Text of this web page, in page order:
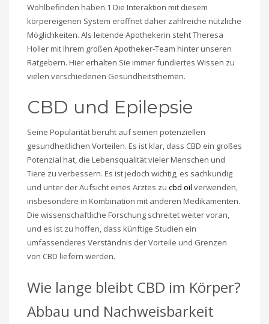
Wohlbefinden haben.1 Die Interaktion mit diesem
körpereigenen System eröffnet daher zahlreiche nützliche
Möglichkeiten. Als leitende Apothekerin steht Theresa
Holler mit Ihrem großen Apotheker-Team hinter unseren
Ratgebern. Hier erhalten Sie immer fundiertes Wissen zu
vielen verschiedenen Gesundheitsthemen.
CBD und Epilepsie
Seine Popularität beruht auf seinen potenziellen
gesundheitlichen Vorteilen. Es ist klar, dass CBD ein großes
Potenzial hat, die Lebensqualität vieler Menschen und
Tiere zu verbessern. Es ist jedoch wichtig, es sachkundig
und unter der Aufsicht eines Arztes zu cbd oil verwenden,
insbesondere in Kombination mit anderen Medikamenten.
Die wissenschaftliche Forschung schreitet weiter voran,
und es ist zu hoffen, dass künftige Studien ein
umfassenderes Verständnis der Vorteile und Grenzen
von CBD liefern werden.
Wie lange bleibt CBD im Körper?
Abbau und Nachweisbarkeit